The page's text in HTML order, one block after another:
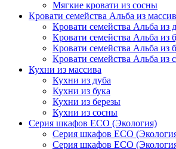
Мягкие кровати из сосны
Кровати семейства Альба из
Кровати семейства Альба из
Кровати семейства Альба из
Кровати семейства Альба из
Кровати семейства Альба из
Кухни из массива
Кухни из дуба
Кухни из бука
Кухни из березы
Кухни из сосны
Серия шкафов ECO (Экология)
Серия шкафов ECO
Серия шкафов ECO